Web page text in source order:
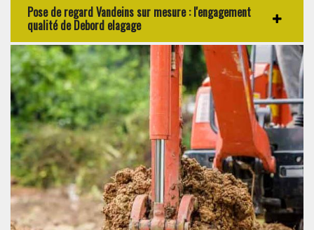
Pose de regard Vandeins sur mesure : l'engagement
qualité de Debord elagage